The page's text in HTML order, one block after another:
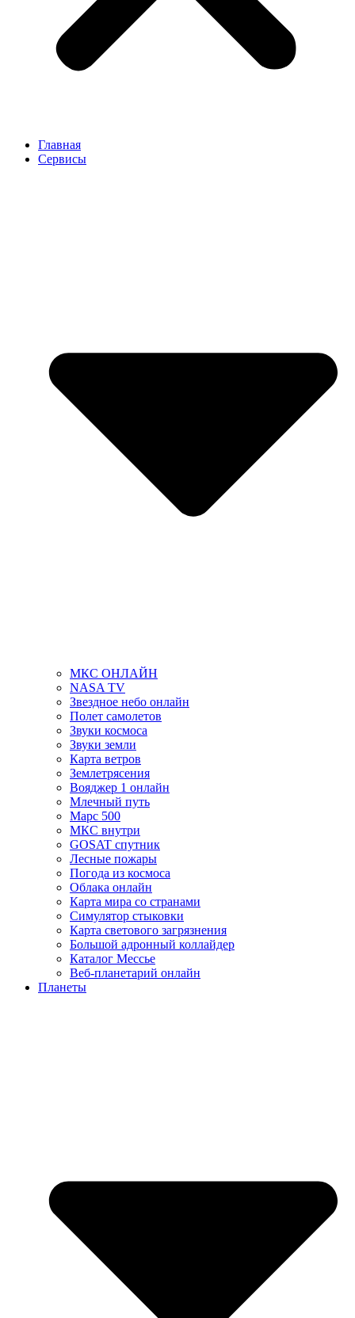
Главная
Сервисы
МКС ОНЛАЙН
NASA TV
Звездное небо онлайн
Полет самолетов
Звуки космоса
Звуки земли
Карта ветров
Землетрясения
Вояджер 1 онлайн
Млечный путь
Марс 500
МКС внутри
GOSAT спутник
Лесные пожары
Погода из космоса
Облака онлайн
Карта мира со странами
Симулятор стыковки
Карта светового загрязнения
Большой адронный коллайдер
Каталог Мессье
Веб-планетарий онлайн
Планеты